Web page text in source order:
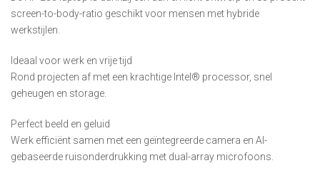
screen-to-body-ratio geschikt voor mensen met hybride
werkstijlen.
Ideaal voor werk en vrije tijd
Rond projecten af met een krachtige Intel® processor, snel
geheugen en storage.
Perfect beeld en geluid
Werk efficiënt samen met een geïntegreerde camera en AI-
gebaseerde ruisonderdrukking met dual-array microfoons.